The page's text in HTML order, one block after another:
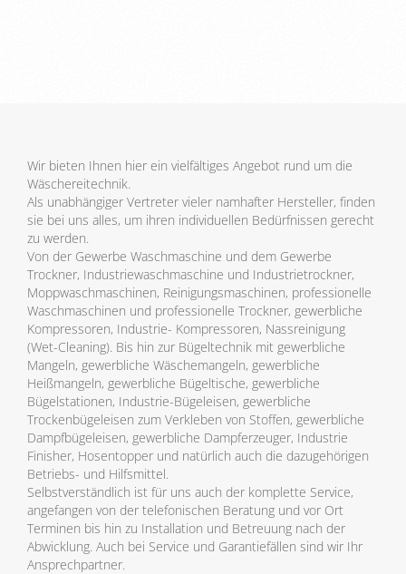
Wir bieten Ihnen hier ein vielfältiges Angebot rund um die
Wäschereitechnik.
Als unabhängiger Vertreter vieler namhafter Hersteller, finden
sie bei uns alles, um ihren individuellen Bedürfnissen gerecht
zu werden.
Von der Gewerbe Waschmaschine und dem Gewerbe
Trockner, Industriewaschmaschine und Industrietrockner,
Moppwaschmaschinen, Reinigungsmaschinen, professionelle
Waschmaschinen und professionelle Trockner, gewerbliche
Kompressoren, Industrie- Kompressoren, Nassreinigung
(Wet-Cleaning). Bis hin zur Bügeltechnik mit gewerbliche
Mangeln, gewerbliche Wäschemangeln, gewerbliche
Heißmangeln, gewerbliche Bügeltische, gewerbliche
Bügelstationen, Industrie-Bügeleisen, gewerbliche
Trockenbügeleisen zum Verkleben von Stoffen, gewerbliche
Dampfbügeleisen, gewerbliche Dampferzeuger, Industrie
Finisher, Hosentopper und natürlich auch die dazugehörigen
Betriebs- und Hilfsmittel.
Selbstverständlich ist für uns auch der komplette Service,
angefangen von der telefonischen Beratung und vor Ort
Terminen bis hin zu Installation und Betreuung nach der
Abwicklung. Auch bei Service und Garantiefällen sind wir Ihr
Ansprechpartner.